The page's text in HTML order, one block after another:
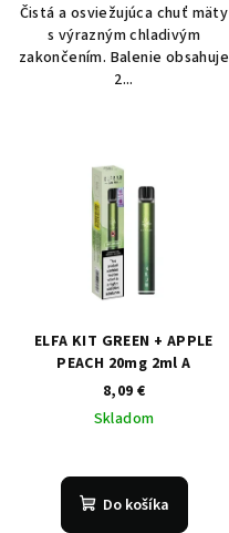
Čistá a osviežujúca chuť mäty
s výrazným chladivým
zakončením. Balenie obsahuje
2...
ELFA KIT GREEN + APPLE
PEACH 20mg 2ml A
8,09 €
Skladom
Do košíka